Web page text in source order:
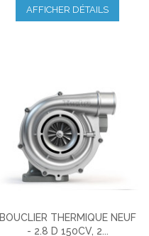
AFFICHER DÉTAILS
BOUCLIER THERMIQUE NEUF
- 2.8 D 150CV, 2...